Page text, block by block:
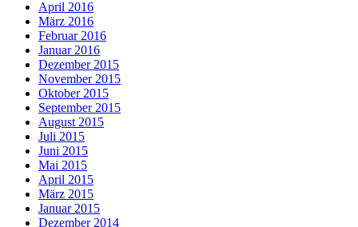
April 2016
März 2016
Februar 2016
Januar 2016
Dezember 2015
November 2015
Oktober 2015
September 2015
August 2015
Juli 2015
Juni 2015
Mai 2015
April 2015
März 2015
Januar 2015
Dezember 2014